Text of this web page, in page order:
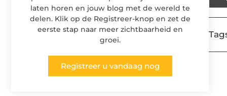
laten horen en jouw blog met de wereld te
delen. Klik op de Registreer-knop en zet de
eerste stap naar meer zichtbaarheid en
groei.
Registreer u vandaag nog